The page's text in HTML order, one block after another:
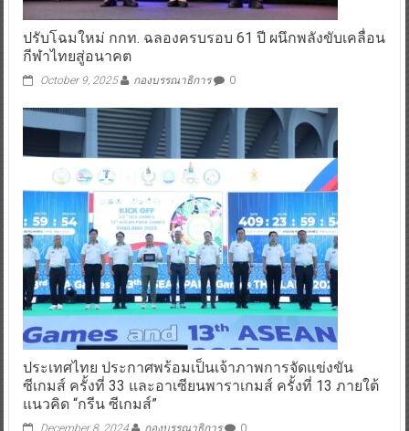
ปรับโฉมใหม่ กกท. ฉลองครบรอบ 61 ปี ผนึกพลังขับเคลื่อน
กีฬาไทยสู่อนาคต
October 9, 2025 กองบรรณาธิการ 0
ประเทศไทย ประกาศพร้อมเป็นเจ้าภาพการจัดแข่งขัน
ซีเกมส์ ครั้งที่ 33 และอาเซียนพาราเกมส์ ครั้งที่ 13 ภายใต้
แนวคิด “กรีน ซีเกมส์”